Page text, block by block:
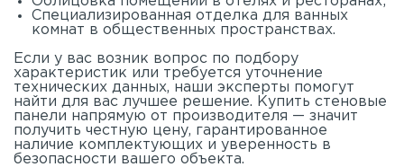
Специализированная отделка для ванных
комнат в общественных пространствах.
Если у вас возник вопрос по подбору
характеристик или требуется уточнение
технических данных, наши эксперты помогут
найти для вас лучшее решение. Купить стеновые
панели напрямую от производителя — значит
получить честную цену, гарантированное
наличие комплектующих и уверенность в
безопасности вашего объекта.